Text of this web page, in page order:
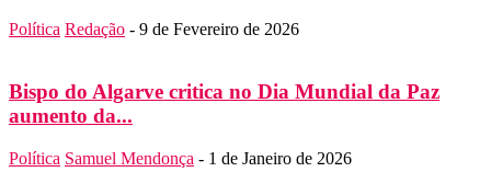
Política Redação - 9 de Fevereiro de 2026
Bispo do Algarve critica no Dia Mundial da Paz
aumento da...
Política Samuel Mendonça - 1 de Janeiro de 2026